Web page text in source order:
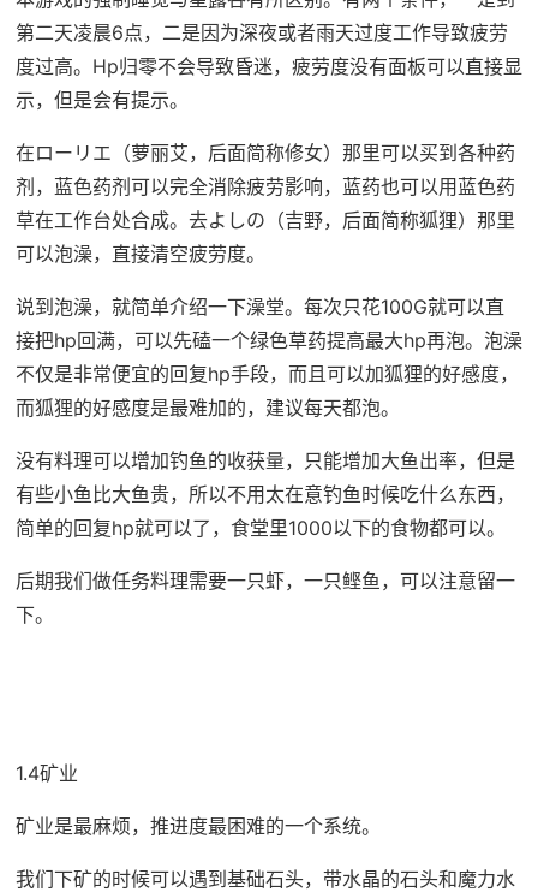
第二天凌晨6点，二是因为深夜或者雨天过度工作导致疲劳
度过高。Hp归零不会导致昏迷，疲劳度没有面板可以直接显
示，但是会有提示。
在ローリエ（萝丽艾，后面简称修女）那里可以买到各种药
剂，蓝色药剂可以完全消除疲劳影响，蓝药也可以用蓝色药
草在工作台处合成。去よしの（吉野，后面简称狐狸）那里
可以泡澡，直接清空疲劳度。
说到泡澡，就简单介绍一下澡堂。每次只花100G就可以直
接把hp回满，可以先磕一个绿色草药提高最大hp再泡。泡澡
不仅是非常便宜的回复hp手段，而且可以加狐狸的好感度，
而狐狸的好感度是最难加的，建议每天都泡。
没有料理可以增加钓鱼的收获量，只能增加大鱼出率，但是
有些小鱼比大鱼贵，所以不用太在意钓鱼时候吃什么东西，
简单的回复hp就可以了，食堂里1000以下的食物都可以。
后期我们做任务料理需要一只虾，一只鲣鱼，可以注意留一
下。
1.4矿业
矿业是最麻烦，推进度最困难的一个系统。
我们下矿的时候可以遇到基础石头，带水晶的石头和魔力水